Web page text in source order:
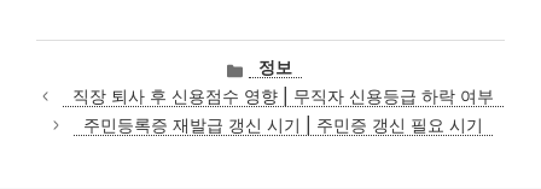
카
테
고
리
정보
직장 퇴사 후 신용점수 영향 | 무직자 신용등급 하락 여부
주민등록증 재발급 갱신 시기 | 주민증 갱신 필요 시기